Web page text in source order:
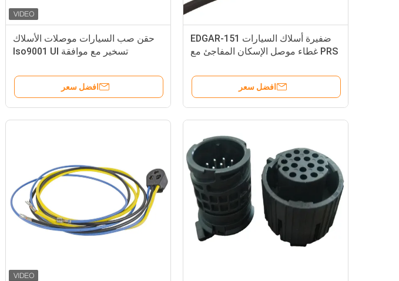
حقن صب السيارات موصلات الأسلاك
تسخير مع موافقة Iso9001 Ul
افضل سعر
ضفيرة أسلاك السيارات EDGAR-151
PRS غطاء موصل الإسكان المفاجئ مع
افضل سعر